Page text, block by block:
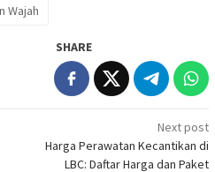
Wajah
SHARE
Next post
Harga Perawatan Kecantikan di
LBC: Daftar Harga dan Paket